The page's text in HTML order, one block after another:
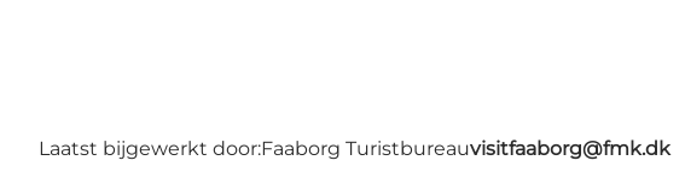
Laatst bijgewerkt door:Faaborg Turistbureauvisitfaaborg@fmk.dk